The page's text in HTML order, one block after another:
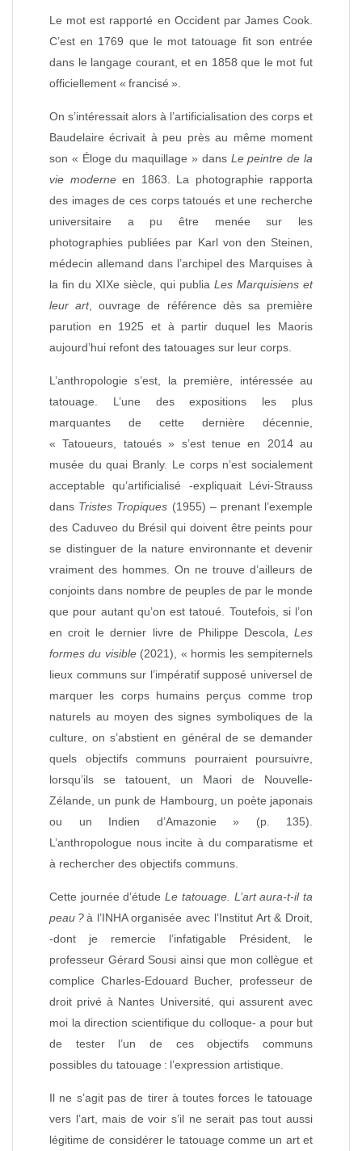
Le mot est rapporté en Occident par James Cook.
C’est en 1769 que le mot tatouage fit son entrée
dans le langage courant, et en 1858 que le mot fut
officiellement « francisé ».
On s’intéressait alors à l’artificialisation des corps et
Baudelaire écrivait à peu près au même moment
son « Éloge du maquillage » dans Le peintre de la
vie moderne en 1863. La photographie rapporta
des images de ces corps tatoués et une recherche
universitaire a pu être menée sur les
photographies publiées par Karl von den Steinen,
médecin allemand dans l’archipel des Marquises à
la fin du XIXe siècle, qui publia Les Marquisiens et
leur art, ouvrage de référence dès sa première
parution en 1925 et à partir duquel les Maoris
aujourd’hui refont des tatouages sur leur corps.
L’anthropologie s’est, la première, intéressée au
tatouage. L’une des expositions les plus
marquantes de cette dernière décennie,
« Tatoueurs, tatoués » s’est tenue en 2014 au
musée du quai Branly. Le corps n’est socialement
acceptable qu’artificialisé -expliquait Lévi-Strauss
dans Tristes Tropiques (1955) – prenant l’exemple
des Caduveo du Brésil qui doivent être peints pour
se distinguer de la nature environnante et devenir
vraiment des hommes. On ne trouve d’ailleurs de
conjoints dans nombre de peuples de par le monde
que pour autant qu’on est tatoué. Toutefois, si l’on
en croit le dernier livre de Philippe Descola, Les
formes du visible(2021), « hormis les sempiternels
lieux communs sur l’impératif supposé universel de
marquer les corps humains perçus comme trop
naturels au moyen des signes symboliques de la
culture, on s’abstient en général de se demander
quels objectifs communs pourraient poursuivre,
lorsqu’ils se tatouent, un Maori de Nouvelle-
Zélande, un punk de Hambourg, un poète japonais
ou un Indien d’Amazonie » (p. 135).
L’anthropologue nous incite à du comparatisme et
à rechercher des objectifs communs.
Cette journée d’étudeLe tatouage. L’art aura-t-il ta
peau ?à l’INHA organisée avec l’Institut Art & Droit,
-dont je remercie l’infatigable Président, le
professeur Gérard Sousi ainsi que mon collègue et
complice Charles-Edouard Bucher, professeur de
droit privé à Nantes Université, qui assurent avec
moi la direction scientifique du colloque- a pour but
de tester l’un de ces objectifs communs
possibles du tatouage : l’expression artistique.
Il ne s’agit pas de tirer à toutes forces le tatouage
vers l’art, mais de voir s’il ne serait pas tout aussi
légitime de considérer le tatouage comme un art et